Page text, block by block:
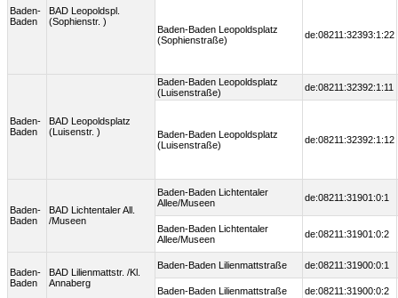
Baden-
Baden
BAD Leopoldspl.
(Sophienstr. )
Baden-Baden Leopoldsplatz
(Sophienstraße)
de:08211:32393:1:22
Baden-
Baden
BAD Leopoldsplatz
(Luisenstr. )
Baden-Baden Leopoldsplatz
(Luisenstraße)
de:08211:32392:1:11
Baden-Baden Leopoldsplatz
(Luisenstraße)
de:08211:32392:1:12
Baden-
Baden
BAD Lichtentaler All.
/Museen
Baden-Baden Lichtentaler
Allee/Museen
de:08211:31901:0:1
Baden-Baden Lichtentaler
Allee/Museen
de:08211:31901:0:2
Baden-
Baden
BAD Lilienmattstr. /Kl.
Annaberg
Baden-Baden Lilienmattstraße de:08211:31900:0:1
Baden-Baden Lilienmattstraße de:08211:31900:0:2